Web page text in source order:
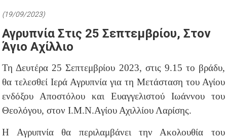
(19/09/2023)
Αγρυπνία Στις 25 Σεπτεμβρίου, Στον
Άγιο Αχίλλιο
Τη Δευτέρα 25 Σεπτεμβρίου 2023, στις 9.15 το βράδυ,
θα τελεσθεί Ιερά Αγρυπνία για τη Μετάσταση του Αγίου
ενδόξου Αποστόλου και Ευαγγελιστού Ιωάννου του
Θεολόγου, στον Ι.Μ.Ν.Αγίου Αχιλλίου Λαρίσης.
Η Αγρυπνία θα περιλαμβάνει την Ακολουθία του